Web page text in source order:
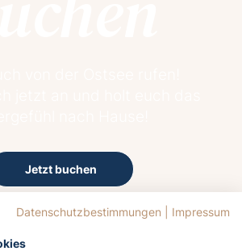
Jetzt buchen
Datenschutzbestimmungen Impressum